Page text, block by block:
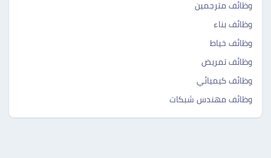
وظائف مترجمين
وظائف بناء
وظائف خياط
وظائف تمريض
وظائف كيميائي
وظائف مهندس شبكات